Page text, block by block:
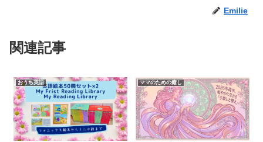
Emilie
関連記事
おうち英語 ママのための癒し